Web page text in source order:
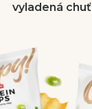
vyladená chuť